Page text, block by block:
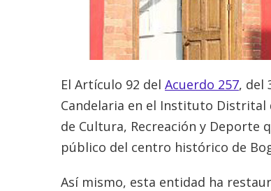
El Artículo 92 del Acuerdo 257, del
Candelaria en el Instituto
de Cultura, Recreación y Deporte
público del centro histórico de
Así mismo, esta entidad ha